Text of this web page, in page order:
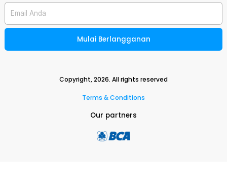
Email Anda
Mulai Berlangganan
Copyright,2026. All rights reserved
Terms & Conditions
Our partners